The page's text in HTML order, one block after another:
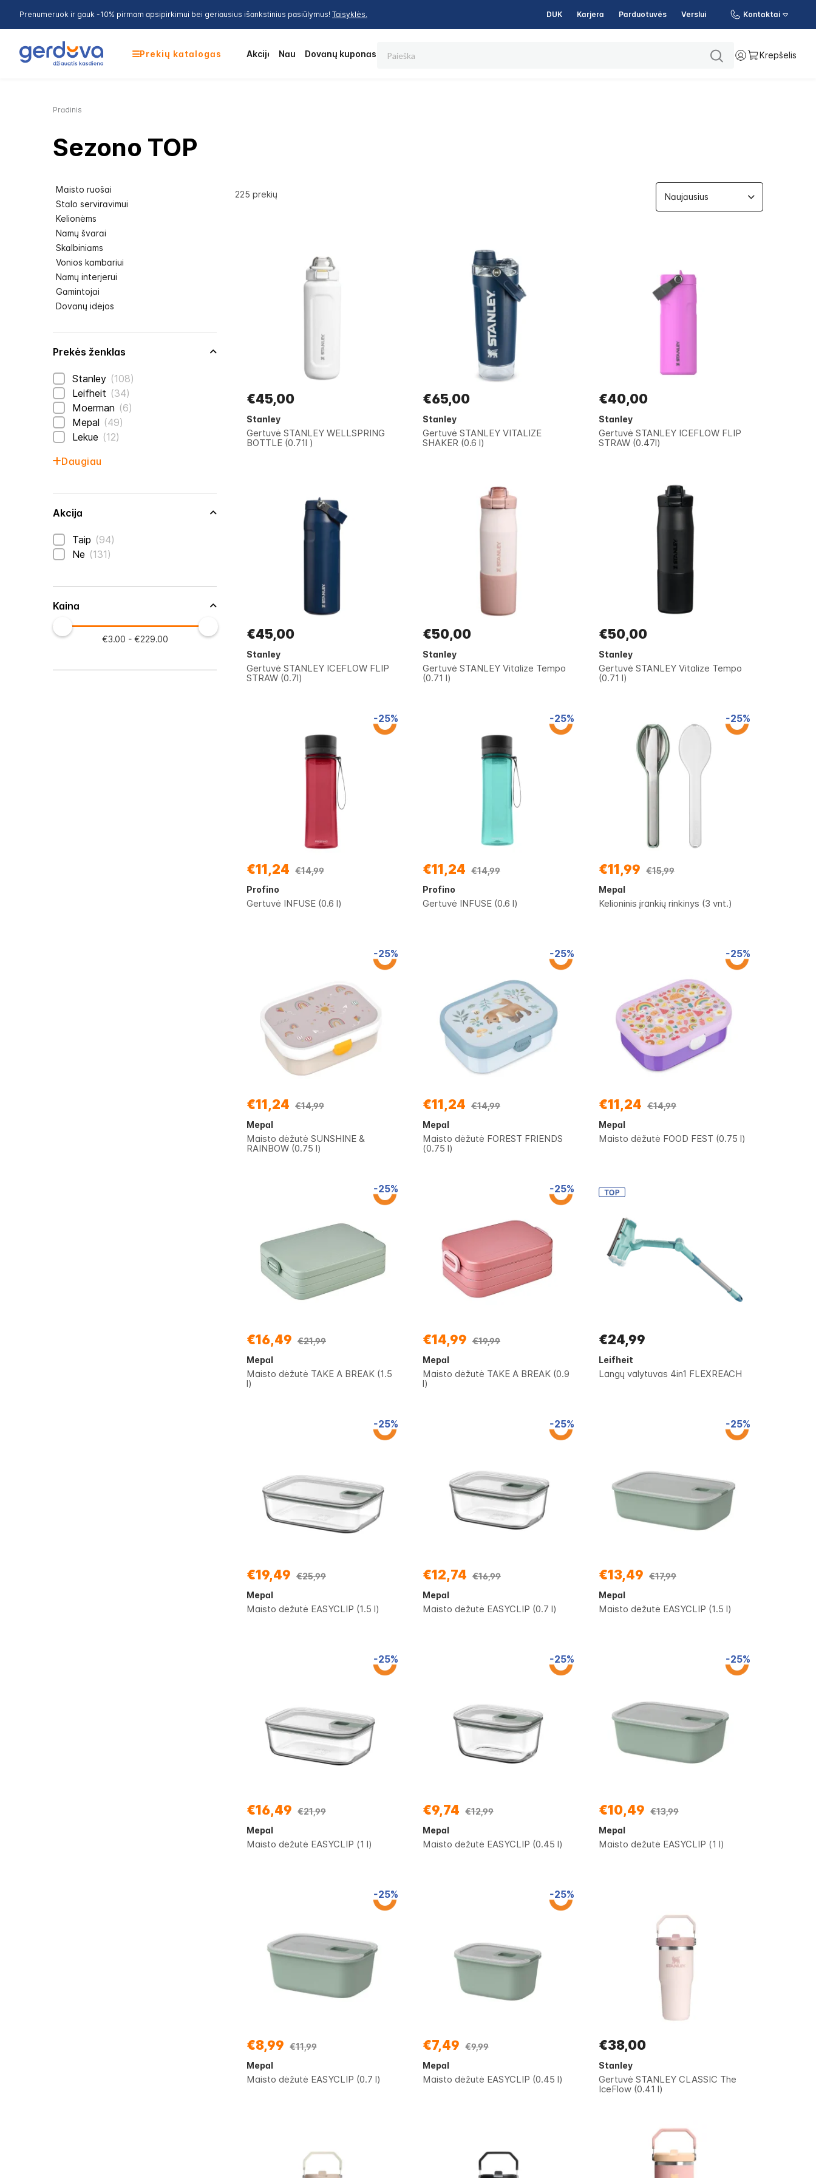
Prenumeruok ir gauk -10% pirmam apsipirkimui bei geriausius išankstinius pasiūlymus! Taisyklės. DUK Karjera Parduotuvės Verslui Kontaktai
Prekių katalogas Akcijos Nauja Dovanų kuponas Krepšelis
Pradinis
Sezono TOP
225 prekių
€45,00
Stanley
Gertuvė STANLEY WELLSPRING
BOTTLE (0.71l )
€65,00
Stanley
Gertuvė STANLEY VITALIZE
SHAKER (0.6 l)
€40,00
Stanley
Gertuvė STANLEY ICEFLOW FLIP
STRAW (0.47l)
€45,00
Stanley
Gertuvė STANLEY ICEFLOW FLIP
STRAW (0.7l)
€50,00
Stanley
Gertuvė STANLEY Vitalize Tempo
(0.71 l)
€50,00
Stanley
Gertuvė STANLEY Vitalize Tempo
(0.71 l)
-25%
€11,24 €14,99
Profino
Gertuvė INFUSE (0.6 l)
-25%
€11,24 €14,99
Profino
Gertuvė INFUSE (0.6 l)
-25%
€11,99 €15,99
Mepal
Kelioninis įrankių rinkinys (3 vnt.)
-25%
€11,24 €14,99
Mepal
Maisto dėžutė SUNSHINE &
RAINBOW (0.75 l)
-25%
€11,24 €14,99
Mepal
Maisto dėžutė FOREST FRIENDS
(0.75 l)
-25%
€11,24 €14,99
Mepal
Maisto dėžutė FOOD FEST (0.75 l)
-25%
€16,49 €21,99
Mepal
Maisto dėžutė TAKE A BREAK (1.5
l)
-25%
€14,99 €19,99
Mepal
Maisto dėžutė TAKE A BREAK (0.9
l)
€24,99
Leifheit
Langų valytuvas 4in1 FLEXREACH
-25%
€19,49 €25,99
Mepal
Maisto dėžutė EASYCLIP (1.5 l)
-25%
€12,74 €16,99
Mepal
Maisto dėžutė EASYCLIP (0.7 l)
-25%
€13,49 €17,99
Mepal
Maisto dėžutė EASYCLIP (1.5 l)
-25%
€16,49 €21,99
Mepal
Maisto dėžutė EASYCLIP (1 l)
-25%
€9,74 €12,99
Mepal
Maisto dėžutė EASYCLIP (0.45 l)
-25%
€10,49 €13,99
Mepal
Maisto dėžutė EASYCLIP (1 l)
-25%
€8,99 €11,99
Mepal
Maisto dėžutė EASYCLIP (0.7 l)
-25%
€7,49 €9,99
Mepal
Maisto dėžutė EASYCLIP (0.45 l)
€38,00
Stanley
Gertuvė STANLEY CLASSIC The
IceFlow (0.41 l)
Maisto ruošai
Stalo serviravimui
Kelionėms
Namų švarai
Skalbiniams
Vonios kambariui
Namų interjerui
Gamintojai
Dovanų idėjos
Prekės ženklas
Stanley 108
prekės
Leifheit
34
prekės
Moerman
6
prekės
Mepal
49
prekės
Lekue
12
prekės
Daugiau
Akcija
Taip 94
prekės
Ne
131
prekės
Kaina
€3.00 - €229.00